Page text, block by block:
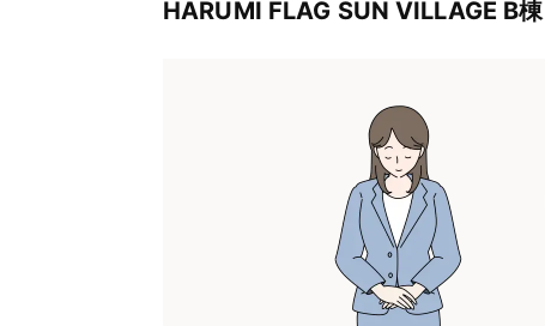
HARUMI FLAG SUN VILLAGE B棟